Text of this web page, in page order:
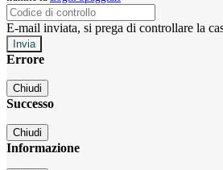
E-mail inviata, si prega di controllare la
Errore
Chiudi
Successo
Chiudi
Informazione